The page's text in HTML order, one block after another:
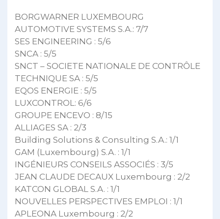
BORGWARNER LUXEMBOURG
AUTOMOTIVE SYSTEMS S.A.: 7/7
SES ENGINEERING : 5/6
SNCA : 5/5
SNCT – SOCIETE NATIONALE DE CONTRÔLE
TECHNIQUE SA : 5/5
EQOS ENERGIE : 5/5
LUXCONTROL: 6/6
GROUPE ENCEVO : 8/15
ALLIAGES SA : 2/3
Building Solutions & Consulting S.A.: 1/1
GAM (Luxembourg) S.A. : 1/1
INGÉNIEURS CONSEILS ASSOCIÉS : 3/5
JEAN CLAUDE DECAUX Luxembourg : 2/2
KATCON GLOBAL S.A. : 1/1
NOUVELLES PERSPECTIVES EMPLOI : 1/1
APLEONA Luxembourg : 2/2